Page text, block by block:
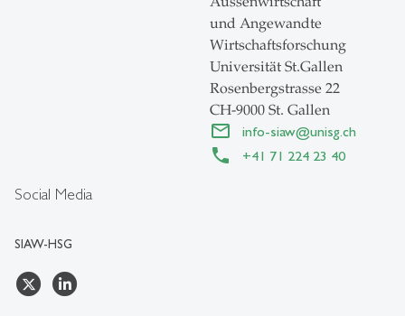
Social Media
SIAW-HSG
und Angewandte
Wirtschaftsforschung
Universität St.Gallen
Rosenbergstrasse 22
CH-9000 St. Gallen
info-siaw@unisg.ch
+41 71 224 23 40